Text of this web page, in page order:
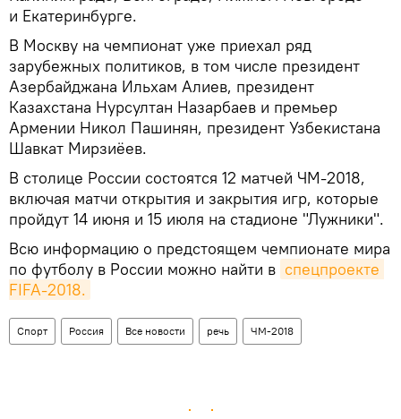
и Екатеринбурге.
В Москву на чемпионат уже приехал ряд
зарубежных политиков, в том числе президент
Азербайджана Ильхам Алиев, президент
Казахстана Нурсултан Назарбаев и премьер
Армении Никол Пашинян, президент Узбекистана
Шавкат Мирзиёев.
В столице России состоятся 12 матчей ЧМ-2018,
включая матчи открытия и закрытия игр, которые
пройдут 14 июня и 15 июля на стадионе "Лужники".
Всю информацию о предстоящем чемпионате мира
по футболу в России можно найти в спецпроекте
FIFA-2018.
Спорт Россия Все новости речь ЧМ-2018